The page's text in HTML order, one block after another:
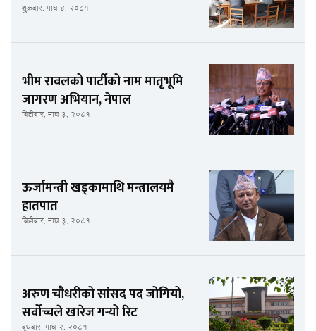
शुक्रबार, माघ ४, २०८१
भीम रावलको पार्टीको नाम मातृभूमि
जागरण अभियान, नेपाल
बिहीबार, माघ ३, २०८१
ऊर्जामन्त्री खड्कामाथि मन्त्रालयमै
हातपात
बिहीबार, माघ ३, २०८१
अरुण चौधरीको सांसद पद जोगियो,
सर्वोच्चले खारेज गर्‍यो रिट
बुधबार, माघ २, २०८१